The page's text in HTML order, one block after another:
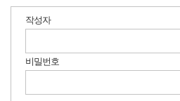
작성자
비밀번호